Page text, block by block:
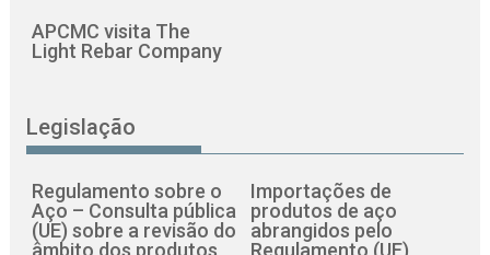
APCMC visita The
Light Rebar Company
Legislação
Regulamento sobre o
Aço – Consulta pública
(UE) sobre a revisão do
âmbito dos produtos
Importações de
produtos de aço
abrangidos pelo
Regulamento (UE)